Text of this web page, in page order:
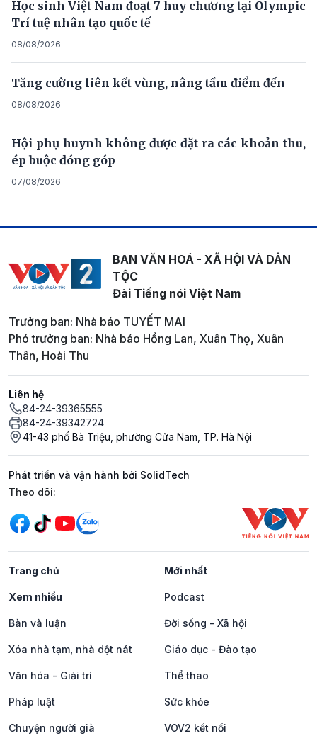
Học sinh Việt Nam đoạt 7 huy chương tại Olympic
Trí tuệ nhân tạo quốc tế
08/08/2026
Tăng cường liên kết vùng, nâng tầm điểm đến
08/08/2026
Hội phụ huynh không được đặt ra các khoản thu,
ép buộc đóng góp
07/08/2026
BAN VĂN HOÁ - XÃ HỘI VÀ DÂN
TỘC
Đài Tiếng nói Việt Nam
Trưởng ban: Nhà báo TUYẾT MAI
Phó trưởng ban: Nhà báo Hồng Lan, Xuân Thọ, Xuân
Thân, Hoài Thu
Liên hệ
84-24-39365555
84-24-39342724
41-43 phố Bà Triệu, phường Cửa Nam, TP. Hà Nội
Phát triển và vận hành bởi SolidTech
Mạng xã hội
Theo dõi:
Trang chủ Mới nhất
Xem nhiều Podcast
Bàn và luận Đời sống - Xã hội
Xóa nhà tạm, nhà dột nát Giáo dục - Đào tạo
Văn hóa - Giải trí Thể thao
Pháp luật Sức khỏe
Chuyện người già VOV2 kết nối